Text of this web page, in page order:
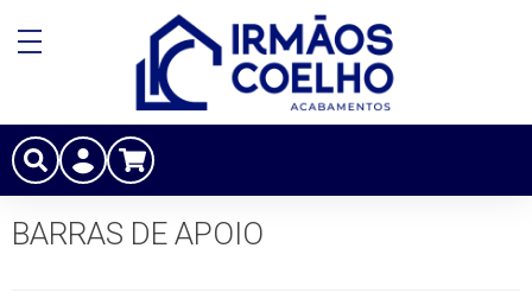
BARRAS DE APOIO